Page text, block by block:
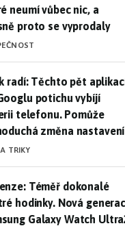
neumí vůbec nic, a
proto se vyprodaly
radí: Těchto pět
radí: Těchto pět
potichu vybíjí
telefonu. Pomůže
změna nastavení
TRIKY
Téměř dokonalé
Téměř dokonalé
hodinky. Nová
Galaxy Watch